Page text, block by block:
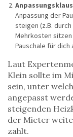
Anpassung der
steigen (z.B.
Mehrkosten
Pauschale für dich
Laut
Klein sollte im
sein, unter
angepasst
steigenden
der Mieter
zahlt.